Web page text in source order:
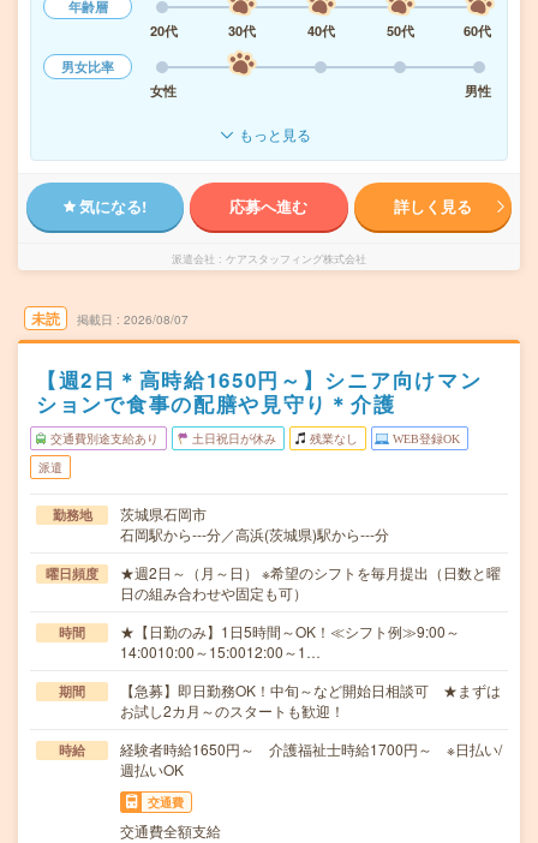
年齢層
20代
30代 40代 50代
60代
男女比率
女性
男性
もっと見る
気になる! 応募へ進む 詳しく見る
派遣会社 ケアスタッフィング株式会社
未読 掲載日 2026/08/07
【週2日＊高時給1650円～】シニア向けマン
ションで食事の配膳や見守り＊介護
交通費別途支給あり 土日祝日が休み 残業なし WEB登録OK
派遣
勤務地
茨城県石岡市
石岡駅から---分／高浜(茨城県)駅から---分
曜日頻度
★週2日～（月～日） ※希望のシフトを毎月提出（日数と曜
日の組み合わせや固定も可）
時間
★【日勤のみ】1日5時間～OK！≪シフト例≫9:00～
14:0010:00～15:0012:00～1…
期間
【急募】即日勤務OK！中旬～など開始日相談可 ★まずは
お試し2カ月～のスタートも歓迎！
時給
経験者時給1650円～ 介護福祉士時給1700円～ ※日払い/
週払いOK
交通費
交通費全額支給